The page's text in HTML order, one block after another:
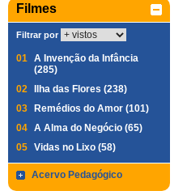
Filmes
Filtrar por
01 A Invenção da Infância
(285)
02
Ilha das Flores (238)
03
Remédios do Amor (101)
04 A Alma do Negócio (65)
05 Vidas no Lixo (58)
Acervo Pedagógico